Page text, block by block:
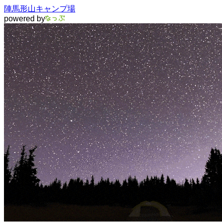
陣馬形山キャンプ場
powered by